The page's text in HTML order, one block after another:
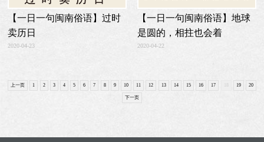
【一日一句闽南俗语】过时
卖历日
2020-04-23
【一日一句闽南俗语】地球
是圆的，相拄也会着
2020-04-22
上一页 1 2 3 4 5 6 7 8 9 10 11 12 13 14 15 16 17 19 20
下一页